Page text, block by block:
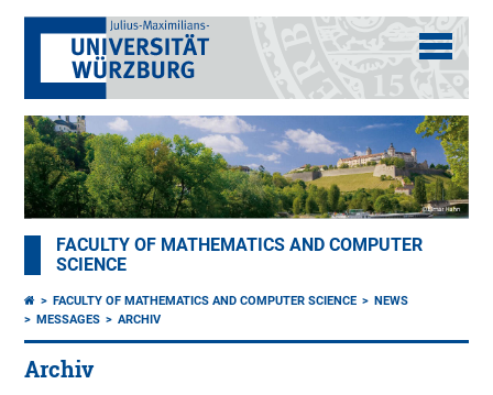
FACULTY OF MATHEMATICS AND COMPUTER
SCIENCE
FACULTY OF MATHEMATICS AND COMPUTER SCIENCE
NEWS
MESSAGES
ARCHIV
Archiv